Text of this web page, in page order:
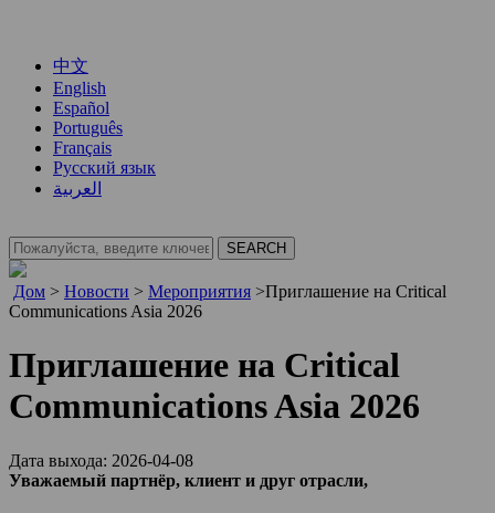
中文
English
Español
Português
Français
Русский язык
العربية
Дом > Новости > Мероприятия >Приглашение на Critical
Communications Asia 2026
Приглашение на Critical
Communications Asia 2026
Дата выхода: 2026-04-08
Уважаемый партнёр, клиент и друг отрасли,